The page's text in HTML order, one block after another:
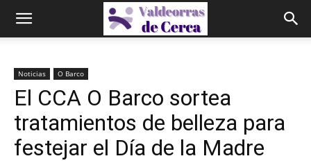
Noticias O Barco
El CCA O Barco sortea
tratamientos de belleza para
festejar el Día de la Madre